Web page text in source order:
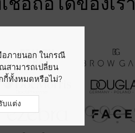
อภายนอก ในกรณี
สามารถเปลี่ยน
กี้ทั้งหมดหรือไม่?
บแต่ง